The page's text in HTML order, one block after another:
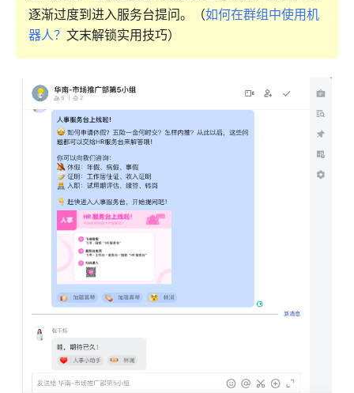
逐渐过度到进入服务台提问。（如何在群组中使用机
器人？文末解锁实用技巧）